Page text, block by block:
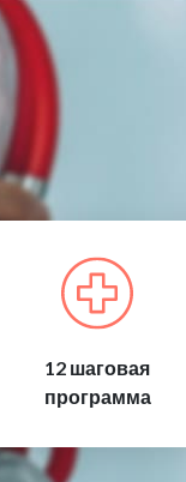
12 шаговая
программа